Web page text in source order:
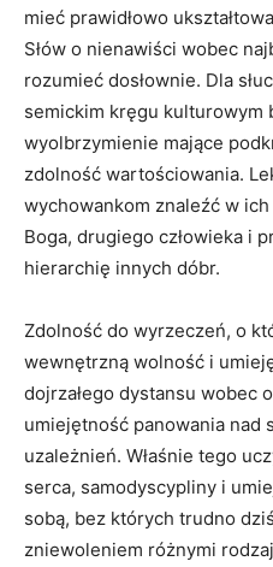
mieć prawidłowo
Słów o nienawiści wobec
rozumieć dosłownie. Dla
semickim kręgu kulturowym
wyolbrzymienie mające
zdolność wartościowania.
wychowankom znaleźć w
Boga, drugiego człowieka i
hierarchię innych dóbr.
Zdolność do wyrzeczeń, o
wewnętrzną wolność i
dojrzałego dystansu wobec
umiejętność panowania nad
uzależnień. Właśnie tego
serca, samodyscypliny i
sobą, bez których trudno
zniewoleniem różnymi